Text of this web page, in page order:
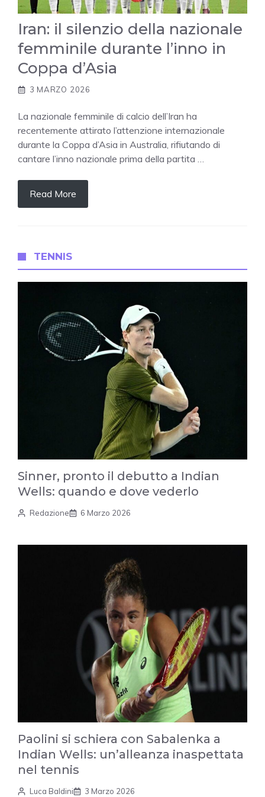
Iran: il silenzio della nazionale
femminile durante l’inno in
Coppa d’Asia
3 MARZO 2026
La nazionale femminile di calcio dell’Iran ha
recentemente attirato l’attenzione internazionale
durante la Coppa d’Asia in Australia, rifiutando di
cantare l’inno nazionale prima della partita …
Read More
TENNIS
Sinner, pronto il debutto a Indian
Wells: quando e dove vederlo
Redazione 6 Marzo 2026
Paolini si schiera con Sabalenka a
Indian Wells: un’alleanza inaspettata
nel tennis
Luca Baldini 3 Marzo 2026